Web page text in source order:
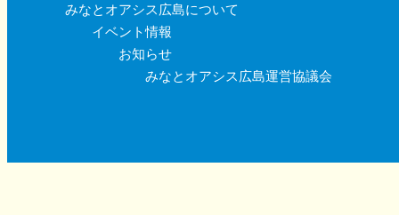
みなとオアシス広島について
イベント情報
お知らせ
みなとオアシス広島運営協議会